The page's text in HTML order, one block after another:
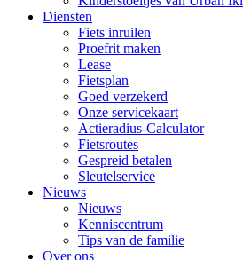
Diensten
Fiets inruilen
Proefrit maken
Lease
Fietsplan
Goed verzekerd
Onze servicekaart
Actieradius-Calculator
Fietsroutes
Gespreid betalen
Sleutelservice
Nieuws
Nieuws
Kenniscentrum
Tips van de familie
Over ons